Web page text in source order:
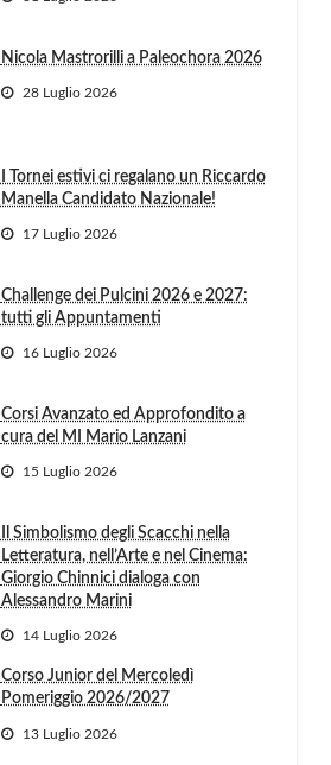
Nicola Mastrorilli a Paleochora 2026
28 Luglio 2026
I Tornei estivi ci regalano un Riccardo
Manella Candidato Nazionale!
17 Luglio 2026
Challenge dei Pulcini 2026 e 2027:
tutti gli Appuntamenti
16 Luglio 2026
Corsi Avanzato ed Approfondito a
cura del MI Mario Lanzani
15 Luglio 2026
Il Simbolismo degli Scacchi nella
Letteratura, nell’Arte e nel Cinema:
Giorgio Chinnici dialoga con
Alessandro Marini
14 Luglio 2026
Corso Junior del Mercoledì
Pomeriggio 2026/2027
13 Luglio 2026